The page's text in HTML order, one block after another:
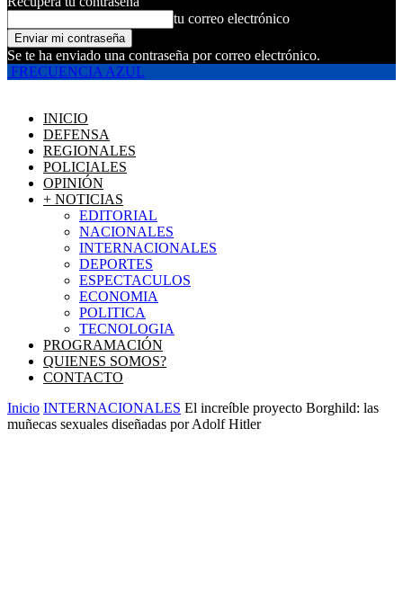
tu correo electrónico
Se te ha enviado una contraseña por correo electrónico.
FRECUENCIA AZUL
INICIO
DEFENSA
REGIONALES
POLICIALES
OPINIÓN
+ NOTICIAS
EDITORIAL
NACIONALES
INTERNACIONALES
DEPORTES
ESPECTACULOS
ECONOMIA
POLITICA
TECNOLOGIA
PROGRAMACIÓN
QUIENES SOMOS?
CONTACTO
Inicio INTERNACIONALES El increíble proyecto Borghild: las
muñecas sexuales diseñadas por Adolf Hitler